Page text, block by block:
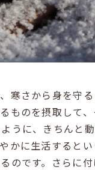
寒さから身を守
ものを摂取して
うに、きちんと
かに生活すると
のです。さらに